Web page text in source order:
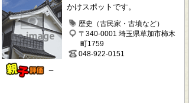
－
かけスポットです。
歴史（古民家・古墳など）
〒340-0001 埼玉県草加市柿木
町1759
048-922-0151